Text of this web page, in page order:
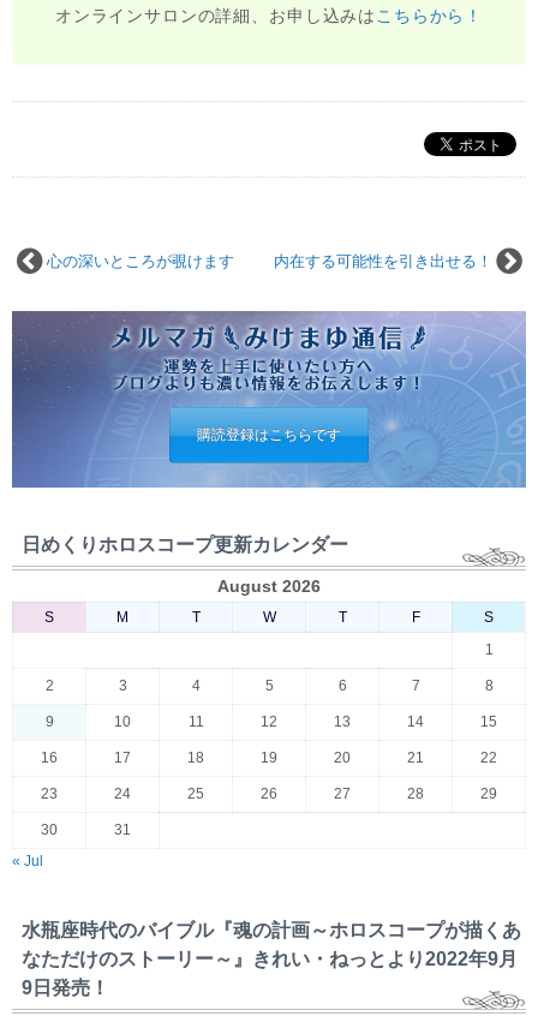
オンラインサロンの詳細、お申し込みは こちらから！
内在する可能性を引き出せる！
心の深いところが覗けます
購読登録はこちらです
日めくりホロスコープ更新カレンダー
August 2026
S M T W T F
S
1
2 3 4 5 6 7 8
9 10 11 12 13 14 15
16 17 18 19 20 21 22
23 24 25 26 27 28 29
30
31
« Jul
水瓶座時代のバイブル『魂の計画～ホロスコープが描くあ
なただけのストーリー～』きれい・ねっとより2022年9月
9日発売！